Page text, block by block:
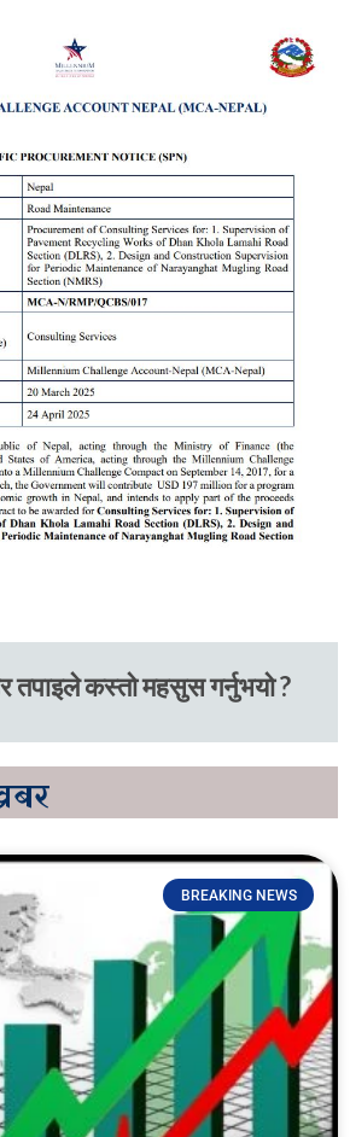
तपाइले कस्तो महसुस गर्नुभयो ?
BREAKING NEWS